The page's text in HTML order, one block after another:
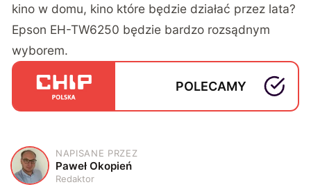
kino w domu, kino które będzie działać przez lata?
Epson EH-TW6250 będzie bardzo rozsądnym
wyborem.
POLECAMY
P
NAPISANE PRZEZ
Paweł Okopień
Redaktor